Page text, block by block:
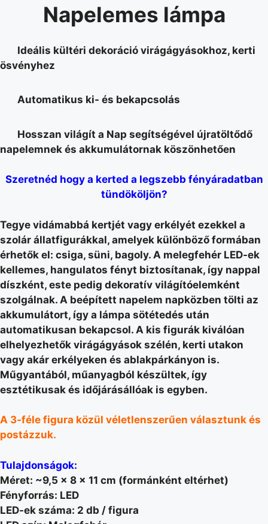
Napelemes lámpa
Ideális kültéri dekoráció virágágyásokhoz, kerti
ösvényhez
Automatikus ki- és bekapcsolás
Hosszan világít a Nap segítségével újratöltődő
napelemnek és akkumulátornak köszönhetően
Szeretnéd hogy a kerted a legszebb fényáradatban
tündököljön?
Tegye vidámabbá kertjét vagy erkélyét ezekkel a
szolár állatfigurákkal, amelyek különböző formában
érhetők el: csiga, süni, bagoly. A melegfehér LED-ek
kellemes, hangulatos fényt biztosítanak, így nappal
díszként, este pedig dekoratív világítóelemként
szolgálnak. A beépített napelem napközben tölti az
akkumulátort, így a lámpa sötétedés után
automatikusan bekapcsol. A kis figurák kiválóan
elhelyezhetők virágágyások szélén, kerti utakon
vagy akár erkélyeken és ablakpárkányon is.
Műgyantából, műanyagból készültek, így
esztétikusak és időjárásállóak is egyben.
A 3-féle figura közül véletlenszerűen választunk és
postázzuk.
Tulajdonságok:
Méret: ~9,5 × 8 × 11 cm (formánként eltérhet)
Fényforrás: LED
LED-ek száma: 2 db / figura